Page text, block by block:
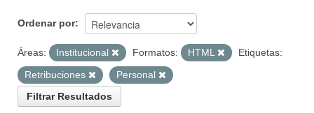
Ordenar por
Áreas: Institucional Formatos: HTML
Etiquetas:
Retribuciones
Personal
Filtrar Resultados